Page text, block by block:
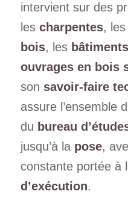
intervient sur des
les charpentes, les
bois, les
ouvrages en bois
son savoir-faire
assure l’ensemble
du bureau
jusqu’à la pose,
constante portée à
d’exécution.